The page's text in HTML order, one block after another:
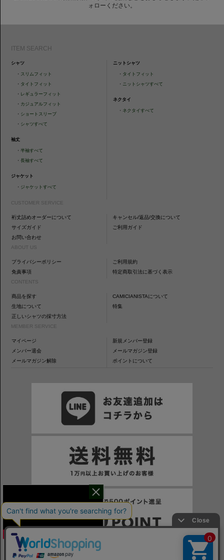
ォローください。
ITEM SEARCH
シャツ
・ スリムフィット
・ タイトフィット
・ レギュラーフィット
・ カジュアルフィット
・ ショートスリーブ
・ シャツすべて
袖丈
・半袖すべて
・長袖すべて
ジャケット
・ ジャケットすべて
ニットシャツ
・ タイトフィット
・ ニットシャツすべて
ネクタイ
・ ネクタイすべて
CUSTOMER SERVICE
裄丈詰めオーダーについて
キャンセル/返品/交換について
サイズガイド
ご利用ガイド
お問い合わせ
ABOUT US
プライバシーポリシー
ご利用規約
免責事項
特定商取引法に基づく表示
CONTENTS
商品を探す
CAMICIANISTAについて
生地について
特集
正しいシャツの採寸方法
MEMBER SERVICE
マイページ
新規メンバー登録
メンバー退会
メールマガジン登録
メールマガジン解除
ポイントについて
※一部表示がPCサイトになるページもございます。
※当サイトの税込価格表示は、掲載時の消費税率に応じた価格で記載しております。ご注意ください。
干場氏が考える